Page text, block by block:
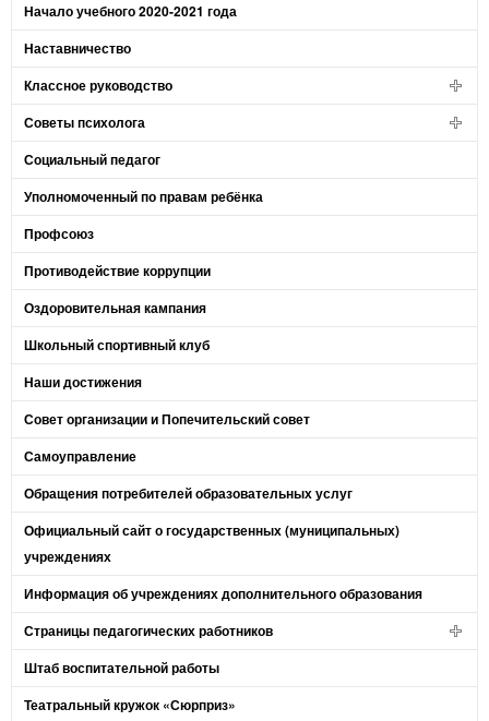
Начало учебного 2020-2021 года
Наставничество
Классное руководство
Советы психолога
Социальный педагог
Уполномоченный по правам ребёнка
Профсоюз
Противодействие коррупции
Оздоровительная кампания
Школьный спортивный клуб
Наши достижения
Совет организации и Попечительский совет
Самоуправление
Обращения потребителей образовательных услуг
Официальный сайт о государственных (муниципальных)
учреждениях
Информация об учреждениях дополнительного образования
Страницы педагогических работников
Штаб воспитательной работы
Театральный кружок «Сюрприз»